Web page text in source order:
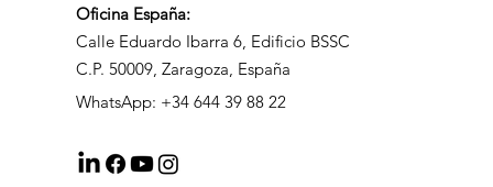
OficinaEspaña:
Calle Eduardo Ibarra 6, Edificio BSSC
C.P. 50009, Zaragoza, España
WhatsApp: +34 644 39 88 22